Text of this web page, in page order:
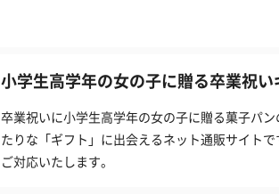
小学生高学年の女の子に贈る卒業祝
卒業祝いに小学生高学年の女の子に贈る菓子パ
たりな「ギフト」に出会えるネット通販サイト
ご対応いたします。